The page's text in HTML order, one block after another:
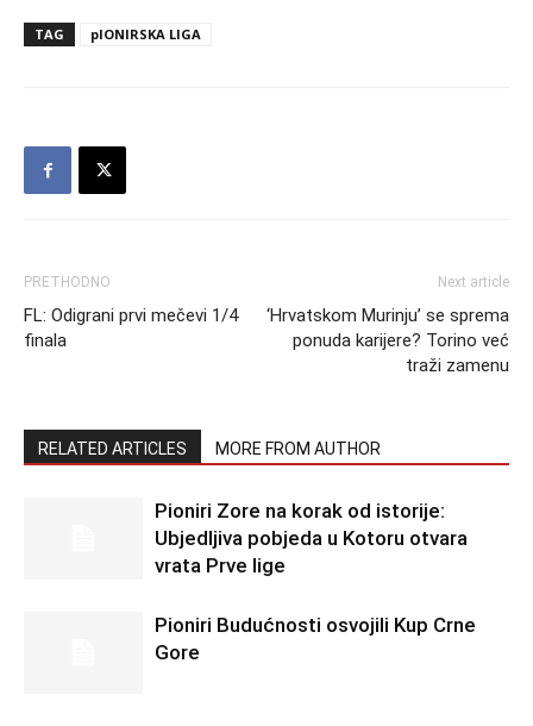
TAG pIONIRSKA LIGA
PRETHODNO
FL: Odigrani prvi mečevi 1/4
finala
Next article
‘Hrvatskom Murinju’ se sprema
ponuda karijere? Torino već
traži zamenu
RELATED ARTICLES MORE FROM AUTHOR
Pioniri Zore na korak od istorije:
Ubjedljiva pobjeda u Kotoru otvara
vrata Prve lige
Pioniri Budućnosti osvojili Kup Crne
Gore